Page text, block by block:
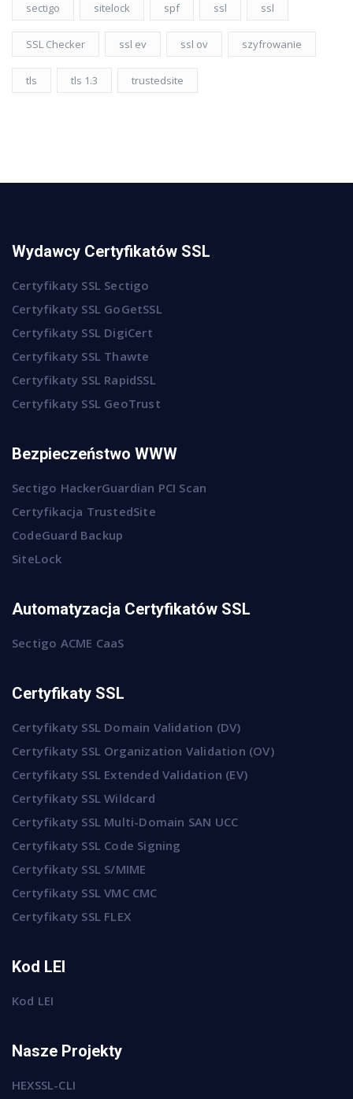
sectigo sitelock spf ssl ssl
SSL Checker ssl ev ssl ov szyfrowanie
tls tls 1.3 trustedsite
Wydawcy Certyfikatów SSL
Certyfikaty SSL Sectigo
Certyfikaty SSL GoGetSSL
Certyfikaty SSL DigiCert
Certyfikaty SSL Thawte
Certyfikaty SSL RapidSSL
Certyfikaty SSL GeoTrust
Bezpieczeństwo WWW
Sectigo HackerGuardian PCI Scan
Certyfikacja TrustedSite
CodeGuard Backup
SiteLock
Automatyzacja Certyfikatów SSL
Sectigo ACME CaaS
Certyfikaty SSL
Certyfikaty SSL Domain Validation (DV)
Certyfikaty SSL Organization Validation (OV)
Certyfikaty SSL Extended Validation (EV)
Certyfikaty SSL Wildcard
Certyfikaty SSL Multi-Domain SAN UCC
Certyfikaty SSL Code Signing
Certyfikaty SSL S/MIME
Certyfikaty SSL VMC CMC
Certyfikaty SSL FLEX
Kod LEI
Kod LEI
Nasze Projekty
HEXSSL-CLI